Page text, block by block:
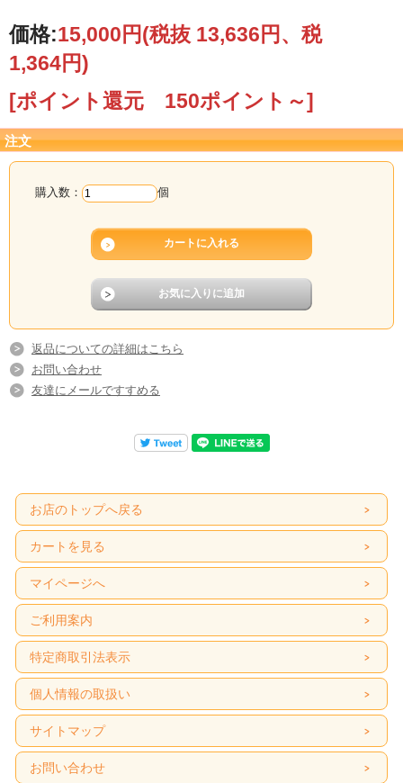
価格:15,000円(税抜 13,636円、税
1,364円)
[ポイント還元 150ポイント～]
注文
購入数： 個
返品についての詳細はこちら
お問い合わせ
友達にメールですすめる
お店のトップへ戻る
カートを見る
マイページへ
ご利用案内
特定商取引法表示
個人情報の取扱い
サイトマップ
お問い合わせ